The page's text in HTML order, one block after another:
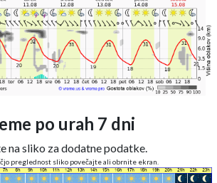
po urah 7 dni
na sliko za dodatne podatke.
preglednost sliko povečajte ali obrnite ekran.